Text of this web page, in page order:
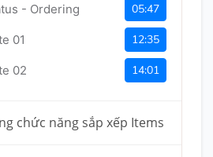
- Ordering 05:47
01 12:35
02 14:01
chức năng sắp xếp Items